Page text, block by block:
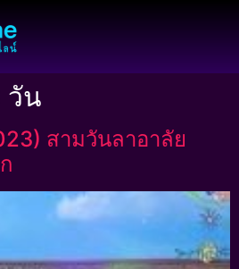
วัน
สามวันลาอาลัย